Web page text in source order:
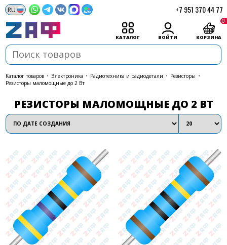
+7 951 370 44 77
КАТАЛОГ ВОЙТИ КОРЗИНА
0
каталог товаров • Электроника • Радиотехника и радиодетали • Резисторы •
Резисторы маломощные до 2 Вт
РЕЗИСТОРЫ МАЛОМОЩНЫЕ ДО 2 ВТ